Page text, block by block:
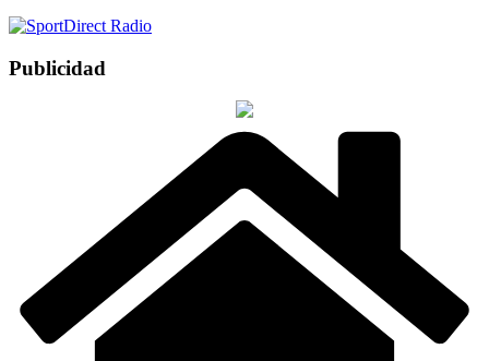
Publicidad